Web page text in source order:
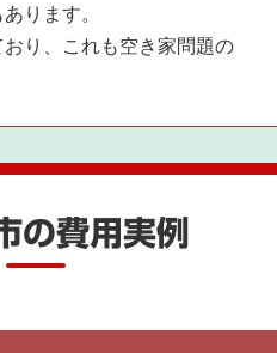
ります。
り、これも空き家問題の
の費用実例